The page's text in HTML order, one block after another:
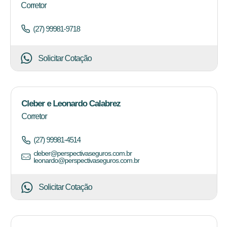
Corretor
(27) 99981-9718
Solicitar Cotação
Cleber e Leonardo Calabrez
Corretor
(27) 99981-4514
cleber@perspectivaseguros.com.br
leonardo@perspectivaseguros.com.br
Solicitar Cotação